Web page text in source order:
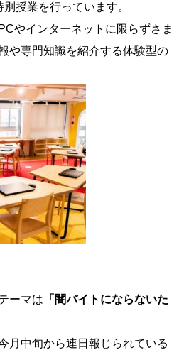
授業を行っています。
やインターネットに限らずさま
や専門知識を紹介する体験型の
ーマは 「闇バイトにならないた
月中旬から連日報じられている